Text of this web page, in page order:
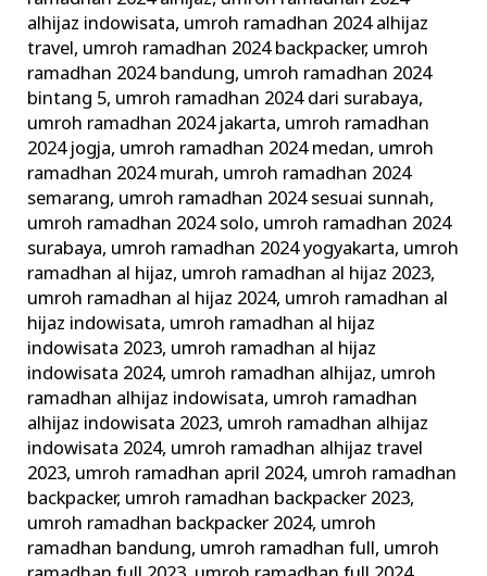
alhijaz indowisata, umroh ramadhan 2024 alhijaz
travel, umroh ramadhan 2024 backpacker, umroh
ramadhan 2024 bandung, umroh ramadhan 2024
bintang 5, umroh ramadhan 2024 dari surabaya,
umroh ramadhan 2024 jakarta, umroh ramadhan
2024 jogja, umroh ramadhan 2024 medan, umroh
ramadhan 2024 murah, umroh ramadhan 2024
semarang, umroh ramadhan 2024 sesuai sunnah,
umroh ramadhan 2024 solo, umroh ramadhan 2024
surabaya, umroh ramadhan 2024 yogyakarta, umroh
ramadhan al hijaz, umroh ramadhan al hijaz 2023,
umroh ramadhan al hijaz 2024, umroh ramadhan al
hijaz indowisata, umroh ramadhan al hijaz
indowisata 2023, umroh ramadhan al hijaz
indowisata 2024, umroh ramadhan alhijaz, umroh
ramadhan alhijaz indowisata, umroh ramadhan
alhijaz indowisata 2023, umroh ramadhan alhijaz
indowisata 2024, umroh ramadhan alhijaz travel
2023, umroh ramadhan april 2024, umroh ramadhan
backpacker, umroh ramadhan backpacker 2023,
umroh ramadhan backpacker 2024, umroh
ramadhan bandung, umroh ramadhan full, umroh